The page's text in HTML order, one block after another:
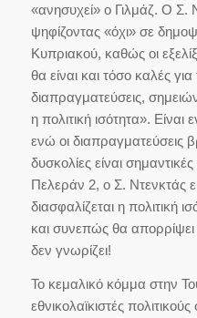
«ανησυχεί» ο Γιλμάζ. Ο Σ.
ψηφίζοντας «όχι» σε
Κυπριακού, καθώς οι
θα είναι και τόσο καλές για
διαπραγματεύσεις,
η πολιτική ισότητα». Είναι
ενώ οι διαπραγματεύσεις
δυσκολίες είναι
Πελεράν 2, ο Σ. Ντενκτάς
διασφαλίζεται η πολιτική
και συνεπώς θα απορρίψει
δεν γνωρίζει!
Το κεμαλικό κόμμα στην
εθνικολαϊκιστές